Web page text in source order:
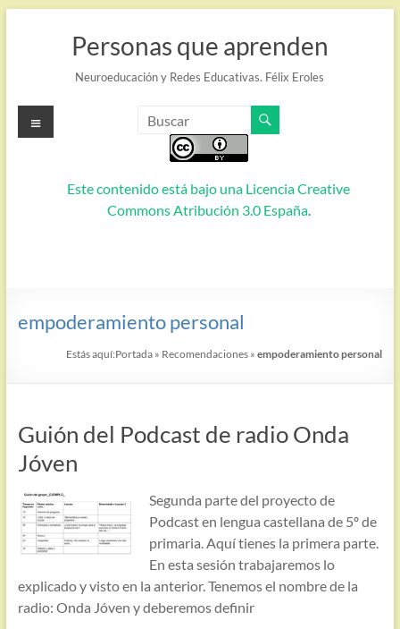
Personas que aprenden
Neuroeducación y Redes Educativas. Félix Eroles
Este contenido está bajo una Licencia Creative
Commons Atribución 3.0 España.
Menú
empoderamiento personal
Estás aquí:Portada » Recomendaciones »empoderamiento personal
Guión del Podcast de radio Onda
Jóven
Segunda parte del proyecto de
Podcast en lengua castellana de 5º de
primaria. Aquí tienes la primera parte.
En esta sesión trabajaremos lo
explicado y visto en la anterior. Tenemos el nombre de la
radio: Onda Jóven y deberemos definir